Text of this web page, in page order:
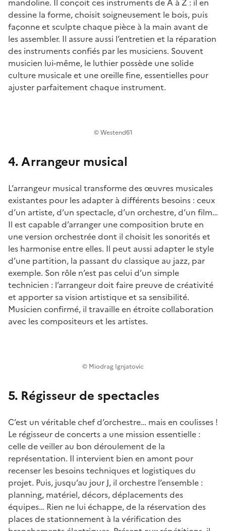
dessine la forme, choisit soigneusement le bois, puis
façonne et sculpte chaque pièce à la main avant de
les assembler. Il assure aussi l’entretien et la réparation
des instruments confiés par les musiciens. Souvent
musicien lui-même, le luthier possède une solide
culture musicale et une oreille fine, essentielles pour
ajuster parfaitement chaque instrument.
© Westend61
4. Arrangeur musical
L’arrangeur musical transforme des œuvres musicales
existantes pour les adapter à différents besoins : ceux
d’un artiste, d’un spectacle, d’un orchestre, d’un film…
Il est capable d’arranger une composition brute en
une version orchestrée dont il choisit les sonorités et
les harmonise entre elles. Il peut aussi adapter le style
d’une partition, la passant du classique au jazz, par
exemple. Son rôle n’est pas celui d’un simple
technicien : l’arrangeur doit faire preuve de créativité
et apporter sa vision artistique et sa sensibilité.
Musicien confirmé, il travaille en étroite collaboration
avec les compositeurs et les artistes.
© Miodrag Ignjatovic
5. Régisseur de spectacles
C’est un véritable chef d’orchestre… mais en coulisses !
Le régisseur de concerts a une mission essentielle :
celle de veiller au bon déroulement de la
représentation. Il intervient bien en amont pour
recenser les besoins techniques et logistiques du
projet. Puis, jusqu’au jour J, il orchestre l’ensemble :
planning, matériel, décors, déplacements des
équipes… Rien ne lui échappe, de la réservation des
places de stationnement à la vérification des